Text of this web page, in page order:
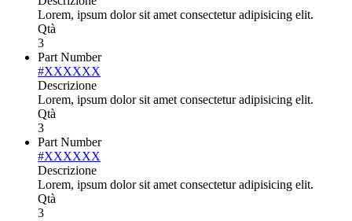
Lorem, ipsum dolor sit amet consectetur adipisicing elit.
Qtà
3
Part Number
#XXXXXX
Descrizione
Lorem, ipsum dolor sit amet consectetur adipisicing elit.
Qtà
3
Part Number
#XXXXXX
Descrizione
Lorem, ipsum dolor sit amet consectetur adipisicing elit.
Qtà
3